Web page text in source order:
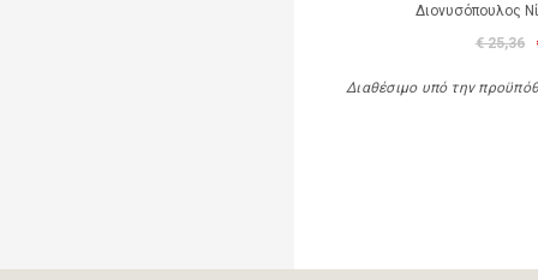
Διονυσόπουλος
€ 25,36
Διαθέσιμο υπό την